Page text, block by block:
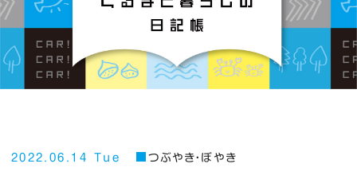
2022.06.14 Tue つぶやき・ぼやき